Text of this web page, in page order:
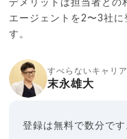
デメリットは担当者との
エージェントを2〜3社に
す。
すべらないキャリ
末永雄大
登録は無料で数分です